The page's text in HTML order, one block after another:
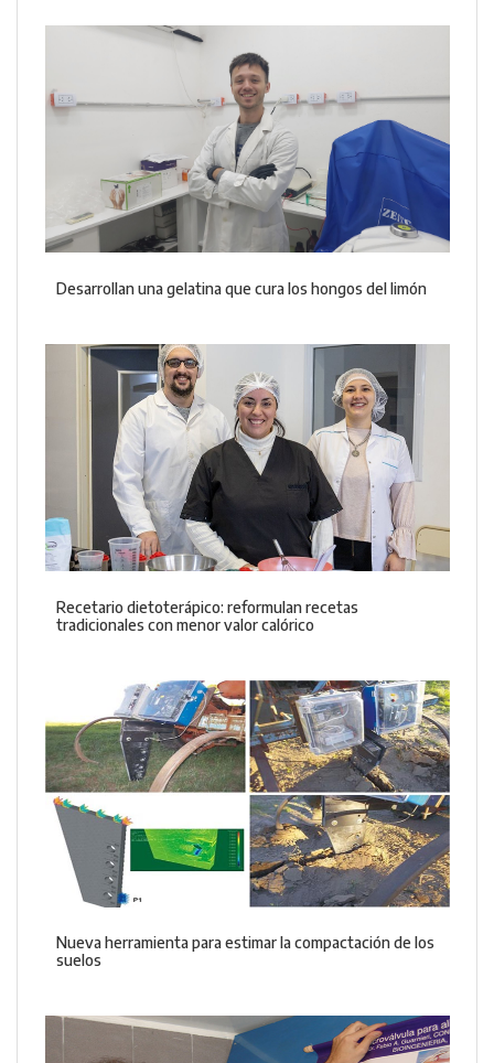
Desarrollan una gelatina que cura los hongos del limón
Recetario dietoterápico: reformulan recetas
tradicionales con menor valor calórico
Nueva herramienta para estimar la compactación de los
suelos